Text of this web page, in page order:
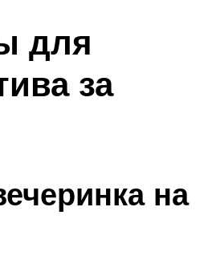
стол
для
за
на